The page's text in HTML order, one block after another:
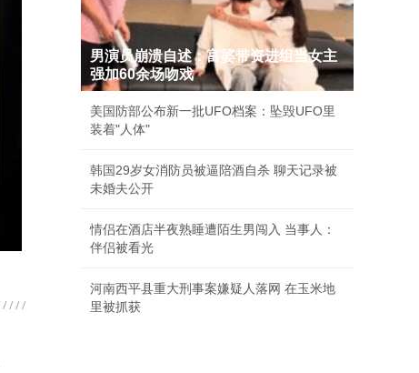
男演员崩溃自述：富婆带资进组当女主
强加60余场吻戏
美国防部公布新一批UFO档案：坠毁UFO里
装着"人体"
韩国29岁女消防员被逼陪酒自杀 聊天记录被
未婚夫公开
情侣在酒店半夜熟睡遭陌生男闯入 当事人：
伴侣被看光
河南西平县重大刑事案嫌疑人落网 在玉米地
里被抓获